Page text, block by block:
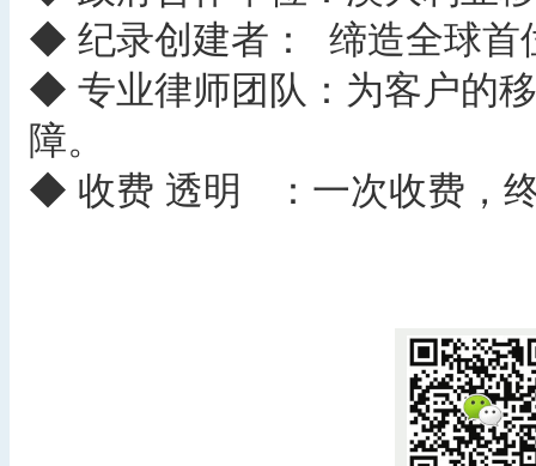
◆ 纪录创建者： 缔造全球首
◆ 专业律师团队：为客户的
障。
◆ 收费 透明 ：一次收